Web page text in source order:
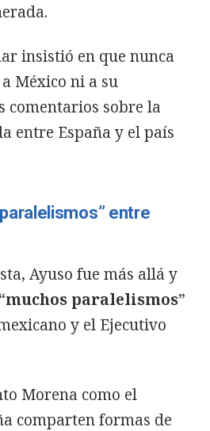
insistió en que nunca
México ni a su
comentarios sobre la
entre España y el país
entre
Ayuso fue más allá y
muchos paralelismos”
y el Ejecutivo
Morena como el
comparten formas de